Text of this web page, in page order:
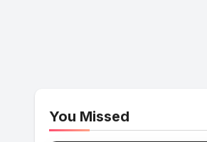
You Missed